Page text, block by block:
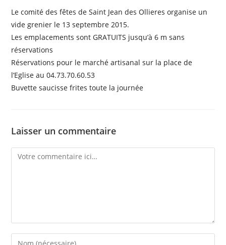
Le comité des fêtes de Saint Jean des Ollieres organise un
vide grenier le 13 septembre 2015.
Les emplacements sont GRATUITS jusqu’à 6 m sans
réservations
Réservations pour le marché artisanal sur la place de
l’Eglise au 04.73.70.60.53
Buvette saucisse frites toute la journée
Laisser un commentaire